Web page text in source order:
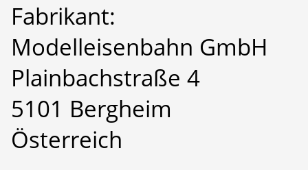
Fabrikant:
Modelleisenbahn GmbH
Plainbachstraße 4
5101 Bergheim
Österreich